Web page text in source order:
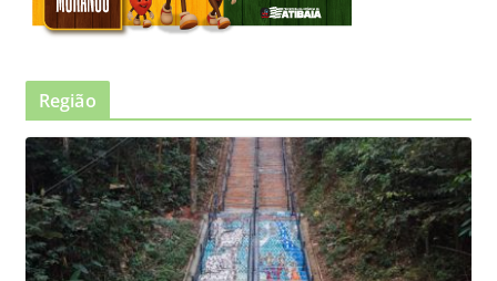
Região